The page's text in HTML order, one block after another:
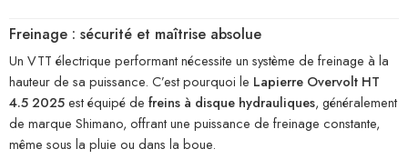
Freinage : sécurité et maîtrise absolue
Un VTT électrique performant nécessite un système de freinage à la
hauteur de sa puissance. C’est pourquoi le Lapierre Overvolt HT
4.5 2025est équipé de freins à disque hydrauliques, généralement
de marque Shimano, offrant une puissance de freinage constante,
même sous la pluie ou dans la boue.